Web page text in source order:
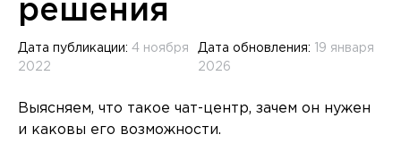
решения
Дата публикации: 4 ноября
2022
Дата обновления:
19 января
2026
Выясняем, что такое чат-центр, зачем он нужен
и каковы его возможности.